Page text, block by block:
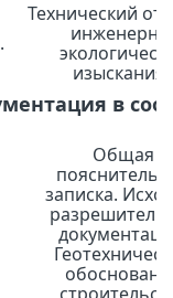
Технический
изысканиях
в
Общая
записка.